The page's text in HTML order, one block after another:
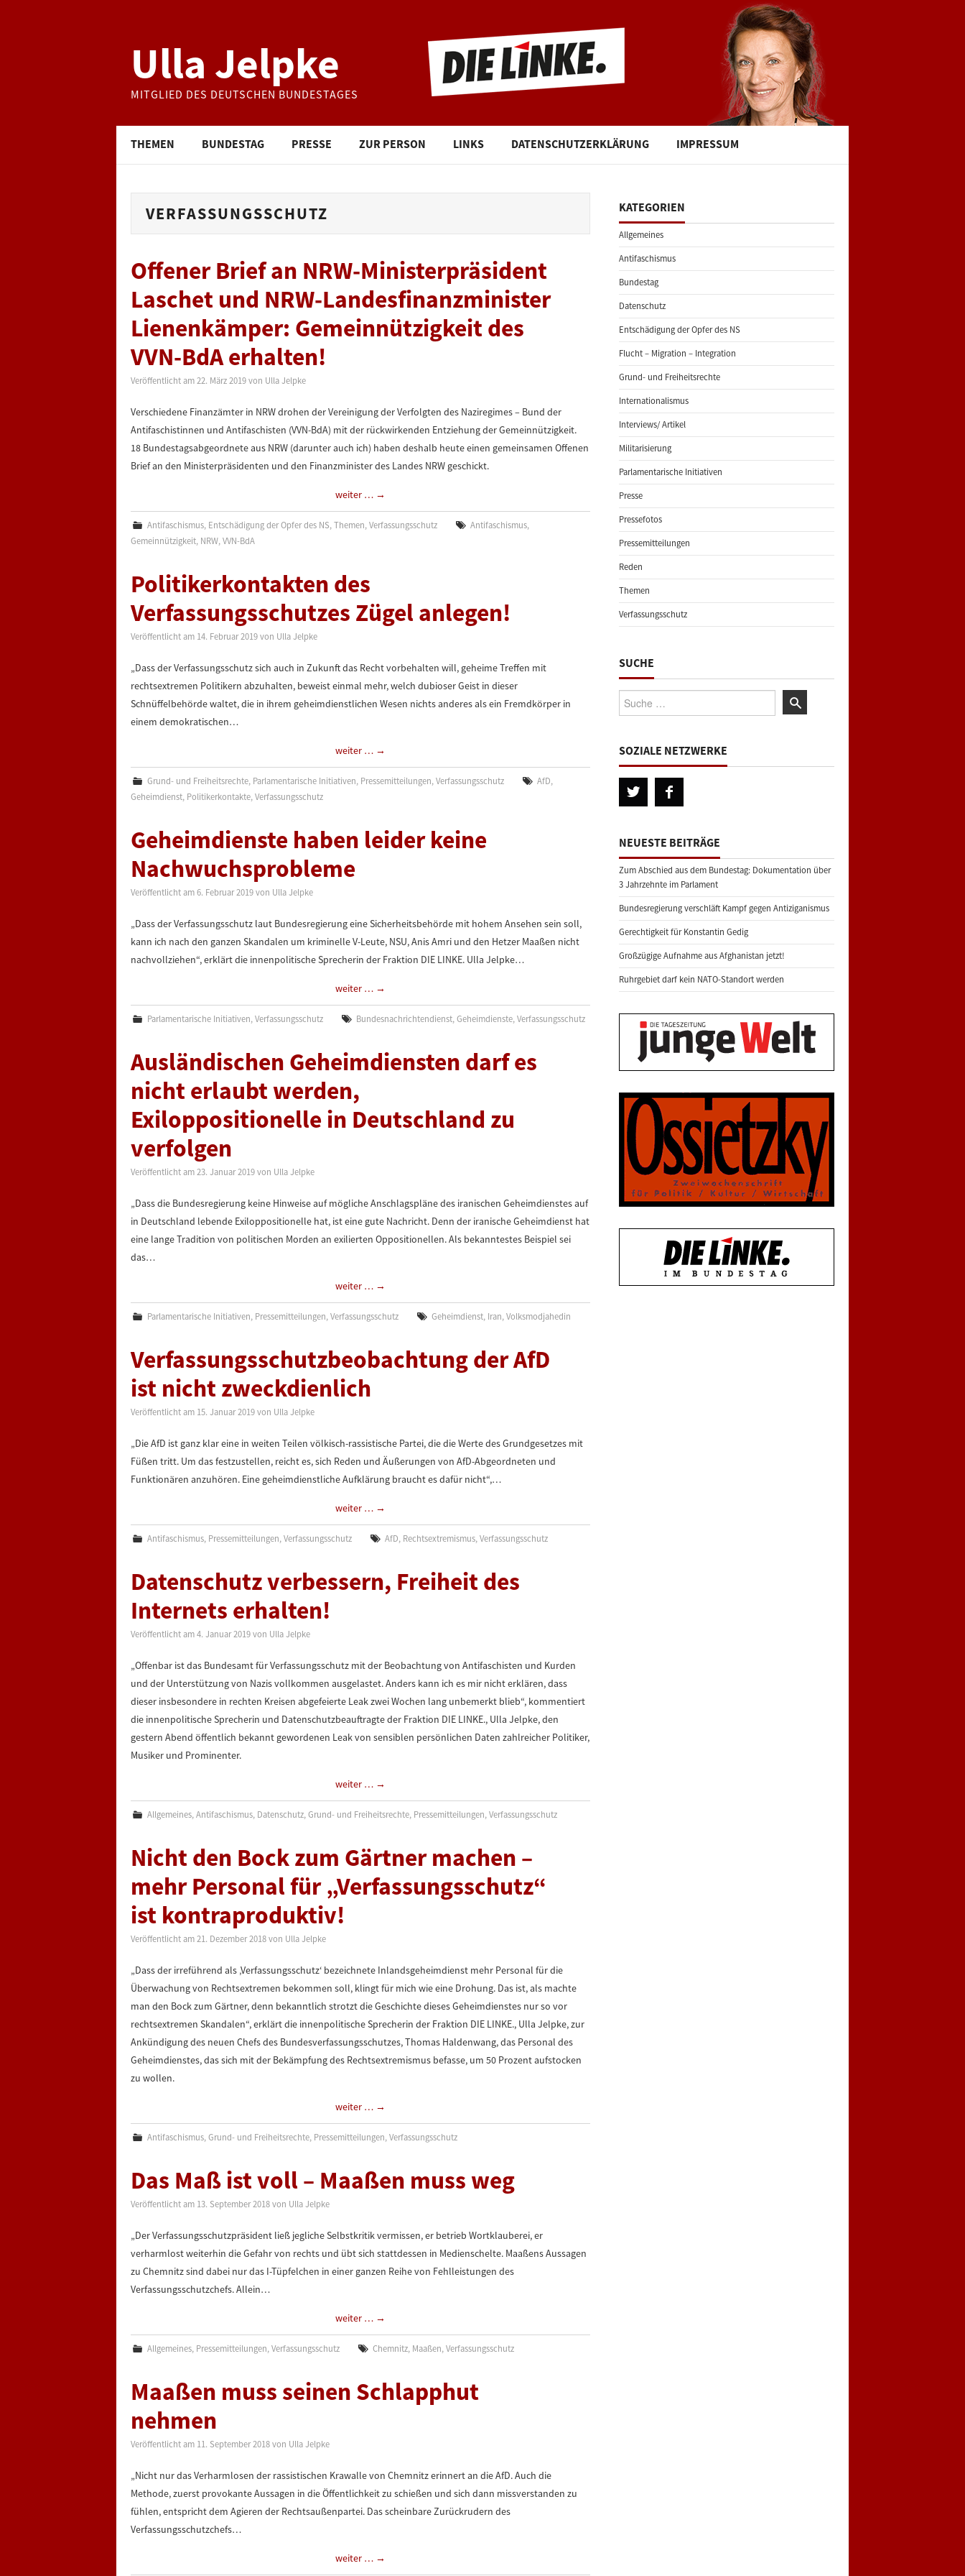
Ulla Jelpke
MITGLIED DES DEUTSCHEN BUNDESTAGES
THEMEN BUNDESTAG PRESSE ZUR PERSON LINKS DATENSCHUTZERKLÄRUNG IMPRESSUM
VERFASSUNGSSCHUTZ
Offener Brief an NRW-Ministerpräsident
Laschet und NRW-Landesfinanzminister
Lienenkämper: Gemeinnützigkeit des
VVN-BdA erhalten!
Veröffentlicht am 22. März 2019 von Ulla Jelpke
Verschiedene Finanzämter in NRW drohen der Vereinigung der Verfolgten des Naziregimes – Bund der
Antifaschistinnen und Antifaschisten (VVN-BdA) mit der rückwirkenden Entziehung der Gemeinnützigkeit.
18 Bundestagsabgeordnete aus NRW (darunter auch ich) haben deshalb heute einen gemeinsamen Offenen
Brief an den Ministerpräsidenten und den Finanzminister des Landes NRW geschickt.
weiter … →
Antifaschismus, Entschädigung der Opfer des NS,Themen,Verfassungsschutz Antifaschismus,
Gemeinnützigkeit, NRW, VVN-BdA
Politikerkontakten des
Verfassungsschutzes Zügel anlegen!
Veröffentlicht am 14. Februar 2019 von Ulla Jelpke
„Dass der Verfassungsschutz sich auch in Zukunft das Recht vorbehalten will, geheime Treffen mit
rechtsextremen Politikern abzuhalten, beweist einmal mehr, welch dubioser Geist in dieser
Schnüffelbehörde waltet, die in ihrem geheimdienstlichen Wesen nichts anderes als ein Fremdkörper in
einem demokratischen…
weiter … →
Grund- und Freiheitsrechte, Parlamentarische Initiativen, Pressemitteilungen,Verfassungsschutz AfD,
Geheimdienst, Politikerkontakte, Verfassungsschutz
Geheimdienste haben leider keine
Nachwuchsprobleme
Veröffentlicht am 6. Februar 2019 von Ulla Jelpke
„Dass der Verfassungsschutz laut Bundesregierung eine Sicherheitsbehörde mit hohem Ansehen sein soll,
kann ich nach den ganzen Skandalen um kriminelle V-Leute, NSU, Anis Amri und den Hetzer Maaßen nicht
nachvollziehen“, erklärt die innenpolitische Sprecherin der Fraktion DIE LINKE. Ulla Jelpke…
weiter … →
Parlamentarische Initiativen,Verfassungsschutz Bundesnachrichtendienst,Geheimdienste,Verfassungsschutz
Ausländischen Geheimdiensten darf es
nicht erlaubt werden,
Exiloppositionelle in Deutschland zu
verfolgen
Veröffentlicht am 23. Januar 2019 von Ulla Jelpke
„Dass die Bundesregierung keine Hinweise auf mögliche Anschlagspläne des iranischen Geheimdienstes auf
in Deutschland lebende Exiloppositionelle hat, ist eine gute Nachricht. Denn der iranische Geheimdienst hat
eine lange Tradition von politischen Morden an exilierten Oppositionellen. Als bekanntestes Beispiel sei
das…
weiter … →
Parlamentarische Initiativen, Pressemitteilungen,Verfassungsschutz Geheimdienst, Iran,Volksmodjahedin
Verfassungsschutzbeobachtung der AfD
ist nicht zweckdienlich
Veröffentlicht am 15. Januar 2019 von Ulla Jelpke
„Die AfD ist ganz klar eine in weiten Teilen völkisch-rassistische Partei, die die Werte des Grundgesetzes mit
Füßen tritt. Um das festzustellen, reicht es, sich Reden und Äußerungen von AfD-Abgeordneten und
Funktionären anzuhören. Eine geheimdienstliche Aufklärung braucht es dafür nicht“,…
weiter … →
Antifaschismus, Pressemitteilungen,Verfassungsschutz AfD, Rechtsextremismus,Verfassungsschutz
Datenschutz verbessern, Freiheit des
Internets erhalten!
Veröffentlicht am 4. Januar 2019 von Ulla Jelpke
„Offenbar ist das Bundesamt für Verfassungsschutz mit der Beobachtung von Antifaschisten und Kurden
und der Unterstützung von Nazis vollkommen ausgelastet. Anders kann ich es mir nicht erklären, dass
dieser insbesondere in rechten Kreisen abgefeierte Leak zwei Wochen lang unbemerkt blieb“, kommentiert
die innenpolitische Sprecherin und Datenschutzbeauftragte der Fraktion DIE LINKE., Ulla Jelpke, den
gestern Abend öffentlich bekannt gewordenen Leak von sensiblen persönlichen Daten zahlreicher Politiker,
Musiker und Prominenter.
weiter … →
Allgemeines,Antifaschismus, Datenschutz,Grund- und Freiheitsrechte, Pressemitteilungen,Verfassungsschutz
Nicht den Bock zum Gärtner machen –
mehr Personal für „Verfassungsschutz“
ist kontraproduktiv!
Veröffentlicht am 21. Dezember 2018 von Ulla Jelpke
„Dass der irreführend als ‚Verfassungsschutz‘ bezeichnete Inlandsgeheimdienst mehr Personal für die
Überwachung von Rechtsextremen bekommen soll, klingt für mich wie eine Drohung. Das ist, als machte
man den Bock zum Gärtner, denn bekanntlich strotzt die Geschichte dieses Geheimdienstes nur so vor
rechtsextremen Skandalen“, erklärt die innenpolitische Sprecherin der Fraktion DIE LINKE., Ulla Jelpke, zur
Ankündigung des neuen Chefs des Bundesverfassungsschutzes, Thomas Haldenwang, das Personal des
Geheimdienstes, das sich mit der Bekämpfung des Rechtsextremismus befasse, um 50 Prozent aufstocken
zu wollen.
weiter … →
Antifaschismus,Grund- und Freiheitsrechte, Pressemitteilungen,Verfassungsschutz
Das Maß ist voll – Maaßen muss weg
Veröffentlicht am 13. September 2018 von Ulla Jelpke
„Der Verfassungsschutzpräsident ließ jegliche Selbstkritik vermissen, er betrieb Wortklauberei, er
verharmlost weiterhin die Gefahr von rechts und übt sich stattdessen in Medienschelte. Maaßens Aussagen
zu Chemnitz sind dabei nur das I-Tüpfelchen in einer ganzen Reihe von Fehlleistungen des
Verfassungsschutzchefs. Allein…
weiter … →
Allgemeines, Pressemitteilungen,Verfassungsschutz Chemnitz, Maaßen,Verfassungsschutz
Maaßen muss seinen Schlapphut
nehmen
Veröffentlicht am 11. September 2018 von Ulla Jelpke
„Nicht nur das Verharmlosen der rassistischen Krawalle von Chemnitz erinnert an die AfD. Auch die
Methode, zuerst provokante Aussagen in die Öffentlichkeit zu schießen und sich dann missverstanden zu
fühlen, entspricht dem Agieren der Rechtsaußenpartei. Das scheinbare Zurückrudern des
Verfassungsschutzchefs…
weiter … →
KATEGORIEN
Allgemeines
Antifaschismus
Bundestag
Datenschutz
Entschädigung der Opfer des NS
Flucht – Migration – Integration
Grund- und Freiheitsrechte
Internationalismus
Interviews/ Artikel
Militarisierung
Parlamentarische Initiativen
Presse
Pressefotos
Pressemitteilungen
Reden
Themen
Verfassungsschutz
SUCHE
Suche:
SOZIALE NETZWERKE
NEUESTE BEITRÄGE
Zum Abschied aus dem Bundestag: Dokumentation über
3 Jahrzehnte im Parlament
Bundesregierung verschläft Kampf gegen Antiziganismus
Gerechtigkeit für Konstantin Gedig
Großzügige Aufnahme aus Afghanistan jetzt!
Ruhrgebiet darf kein NATO-Standort werden